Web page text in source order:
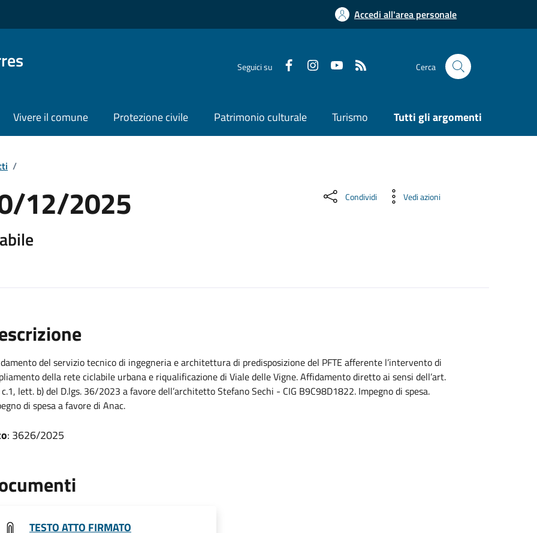
Accedi all'area personale
Seguici su Cerca
Vivere il comune Protezione civile Patrimonio culturale Turismo Tutti gli argomenti
/
12/2025 Condividi Vedi azioni
del servizio tecnico di ingegneria e architettura di predisposizione del PFTE afferente l’intervento di
della rete ciclabile urbana e riqualificazione di Viale delle Vigne. Affidamento diretto ai sensi dell’art.
lett. b) del D.lgs. 36/2023 a favore dell’architetto Stefano Sechi - CIG B9C98D1822. Impegno di spesa.
di spesa a favore di Anac.
: 3626/2025
TESTO ATTO FIRMATO